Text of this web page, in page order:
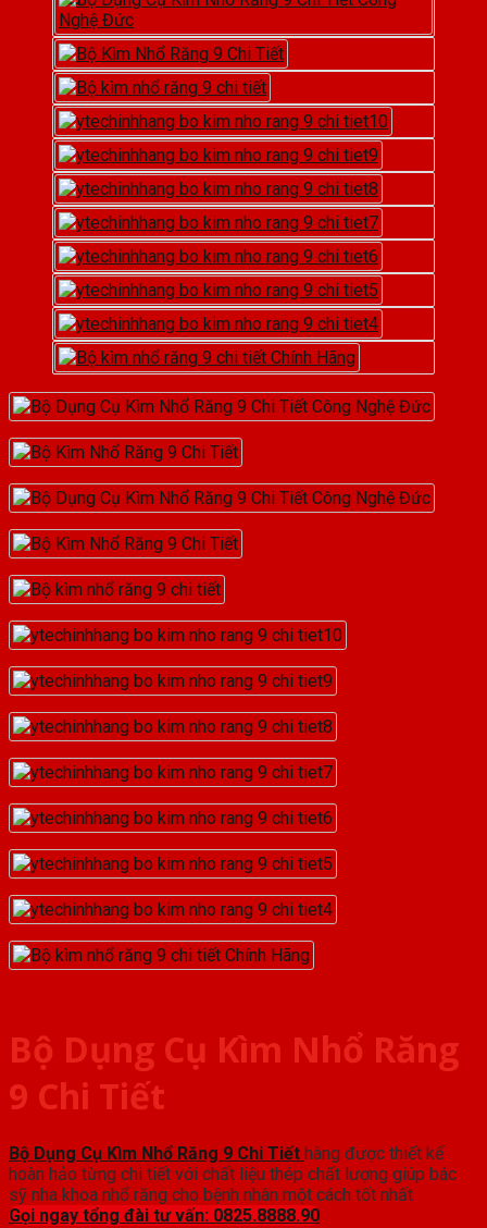
Bộ Dụng Cụ Kìm Nhổ Răng
9 Chi Tiết
Bộ Dụng Cụ Kìm Nhổ Răng 9 Chi Tiết hàng được thiết kế
hoàn hảo từng chi tiết với chất liệu thép chất lượng giúp bác
sỹ nha khoa nhổ răng cho bệnh nhân một cách tốt nhất
Gọi ngay tổng đài tư vấn: 0825.8888.90